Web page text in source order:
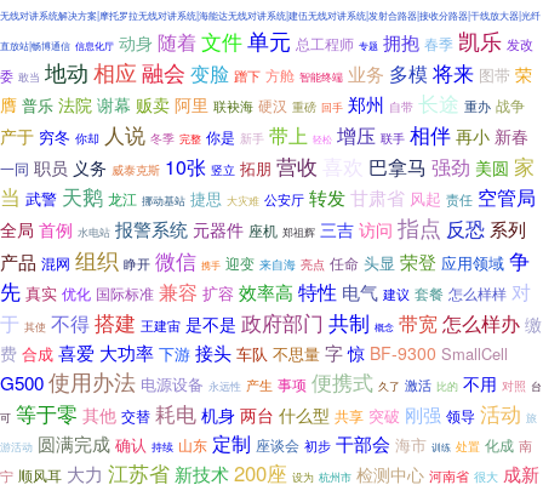
无线对讲系统解决方案|摩托罗拉无线对讲系统|海能达无线对讲系统|建伍无线对讲系统|发射合路器|接收分路器|干线放大器|光纤
直放站|畅博通信 信息化厅 动身 随着文件单元 总工程师 专题 拥抱 春季 凯乐 发改
委 敢当 地动 相应 融会 变脸 蹭下 方舱 智能终端 业务 多模 将来 图带 荣
膺 普乐 法院 谢幕 贩卖 阿里 联袂海 硬汉 重磅 回手 郑州 自带 长途 重办 战争
产于 穷冬 你却 人说 冬季 完整 你是 新手 带上 轻松 增压 联手 相伴 再小 新春
一同 职员 义务 威泰克斯 10张 竖立 拓朋 营收 喜欢 巴拿马 强劲 美圆 家
当 武警 天鹅 龙江 挪动基站 捷思 大灾难 公安厅 转发甘肃省 风起 责任 空管局
全局 首例 水电站 报警系统 元器件 座机 郑祖辉 三吉 访问 指点 反恐 系列
产品 混网 组织 睁开 微信 携手 迎变 来自海 亮点 任命 头显 荣登 应用领域 争
先 真实 优化 国际标准 兼容 扩容 效率高 特性 电气 建议 套餐 怎么样样 对
于 其使 不得搭建 王建宙 是不是 政府部门 共制 概念 带宽怎么样办 缴
费 合成 喜爱 大功率 下游 接头 车队 不思量 字 惊 BF-9300 SmallCell
G500使用办法 电源设备 永远性 产生 事项 便携式 久了 激活 比的 不用 对照 台
可 等于零 其他 交替 耗电 机身 两台 什么型 共享 突破 刚强 领导 活动 旅
游活动 圆满完成 确认 持续 山东 定制 座谈会 初步 干部会 海市 训练 处置 化成 南
宁 顺风耳 大力 江苏省 新技术200座 设为 杭州市 检测中心 河南省 很大 成新